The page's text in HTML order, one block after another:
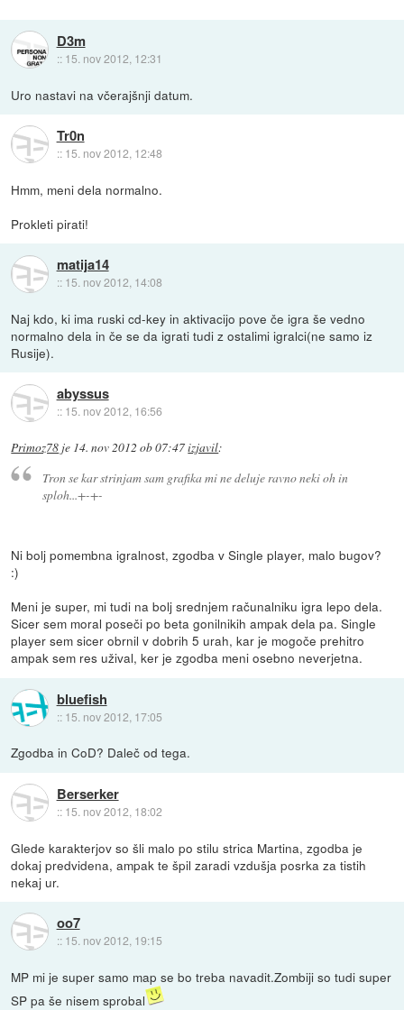
D3m
:: 15. nov 2012, 12:31
Uro nastavi na včerajšnji datum.
Tr0n
:: 15. nov 2012, 12:48
Hmm, meni dela normalno.
Prokleti pirati!
matija14
:: 15. nov 2012, 14:08
Naj kdo, ki ima ruski cd-key in aktivacijo pove če igra še vedno
normalno dela in če se da igrati tudi z ostalimi igralci(ne samo iz
Rusije).
abyssus
:: 15. nov 2012, 16:56
Primoz78 je 14. nov 2012 ob 07:47izjavil:
Tron se kar strinjam sam grafika mi ne deluje ravno neki oh in
sploh...+-+-
Ni bolj pomembna igralnost, zgodba v Single player, malo bugov?
:)
Meni je super, mi tudi na bolj srednjem računalniku igra lepo dela.
Sicer sem moral poseči po beta gonilnikih ampak dela pa. Single
player sem sicer obrnil v dobrih 5 urah, kar je mogoče prehitro
ampak sem res užival, ker je zgodba meni osebno neverjetna.
bluefish
:: 15. nov 2012, 17:05
Zgodba in CoD? Daleč od tega.
Berserker
:: 15. nov 2012, 18:02
Glede karakterjov so šli malo po stilu strica Martina, zgodba je
dokaj predvidena, ampak te špil zaradi vzdušja posrka za tistih
nekaj ur.
oo7
:: 15. nov 2012, 19:15
MP mi je super samo map se bo treba navadit.Zombiji so tudi super
SP pa še nisem sprobal